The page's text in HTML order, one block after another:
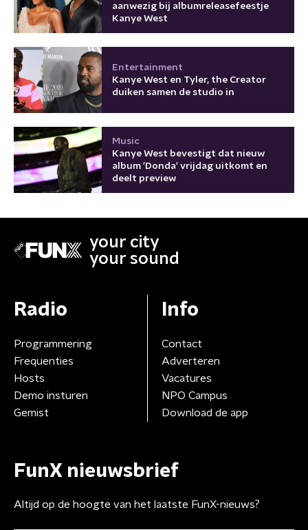
aanwezig bij albumreleasefeestje
Kanye West
Entertainment
Kanye West en Tyler, the Creator
duiken samen de studio in
Music
Kanye West bevestigt dat nieuw
album 'Donda' vrijdag uitkomt en
deelt preview
your city
your sound
Radio
Programmering
Frequenties
Hosts
Demo insturen
Gemist
Info
Contact
Adverteren
Vacatures
NPO Campus
Download de app
FunX nieuwsbrief
Altijd op de hoogte van het laatste FunX-nieuws?